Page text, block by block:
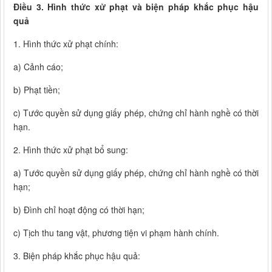
Điều 3. Hình thức xử phạt và biện pháp khắc phục hậu
quả
1. Hình thức xử phạt chính:
a) Cảnh cáo;
b) Phạt tiền;
c) Tước quyền sử dụng giấy phép, chứng chỉ hành nghề có thời
hạn.
2. Hình thức xử phạt bổ sung:
a) Tước quyền sử dụng giấy phép, chứng chỉ hành nghề có thời
hạn;
b) Đình chỉ hoạt động có thời hạn;
c) Tịch thu tang vật, phương tiện vi phạm hành chính.
3. Biện pháp khắc phục hậu quả: